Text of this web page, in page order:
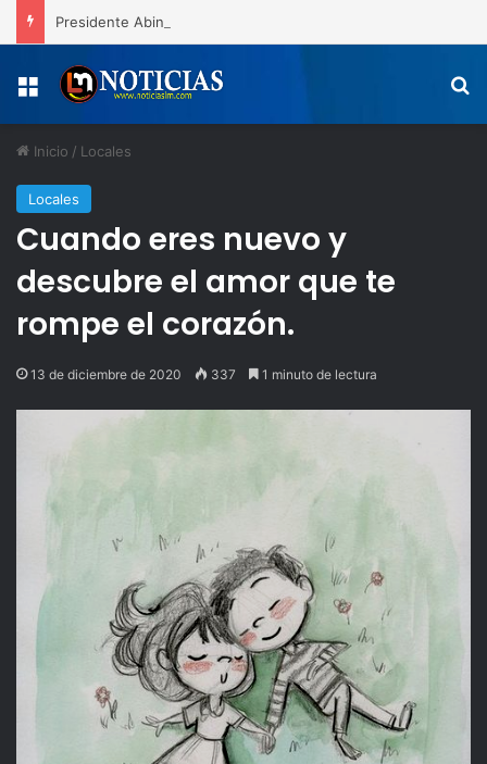
Menú
Inicio / Locales
Locales
Cuando eres nuevo y
descubre el amor que te
rompe el corazón.
13 de diciembre de 2020 337 1 minuto de lectura